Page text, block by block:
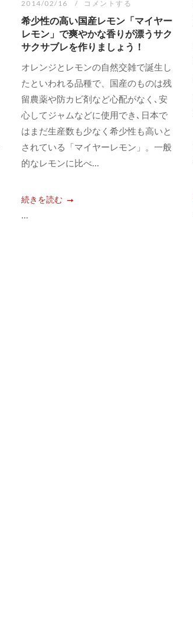
2014/02/16 コメントする
希少性の高い国産レモン「マイヤー
レモン」で爽やかな香りが漂うサク
サクサブレを作りましょう！
オレンジとレモンの自然交雑で誕生し
たといわれる品種で、国産のものは残
留農薬や防カビ剤など心配がなく､安
心してジャムなどに使用でき､日本で
はまだ生産数も少なく希少性も高いと
されている「マイヤーレモン」。一般
的なレモンに比べ...
続きを読む
...